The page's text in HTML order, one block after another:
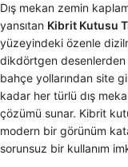
Dış mekan zemin
yansıtan Kibrit Kutusu
yüzeyindeki özenle
dikdörtgen desenlerden
bahçe yollarından site
kadar her türlü dış
çözümü sunar. Kibrit
modern bir görünüm
sorunsuz bir kullanım